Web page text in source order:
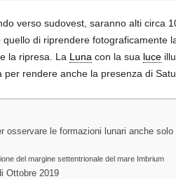
verso sudovest, saranno alti circa
di riprendere fotograficamente
la ripresa. La Luna con la sua luce
rendere anche la presenza di
osservare le formazioni lunari anche
del margine settentrionale del mare Imbrium
Ottobre 2019